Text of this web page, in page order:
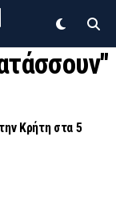
Κρήτη στα 5